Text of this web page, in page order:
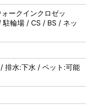
ークインクロゼッ
駐輪場 / CS / BS / ネッ
排水:下水 / ペット:可能